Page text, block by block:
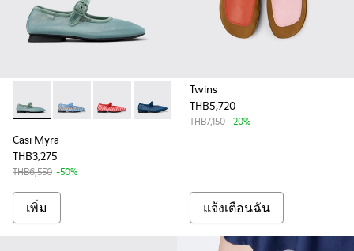
Casi Myra - K201628-005 - Green Recycled PET Women's
Casi Myra - K201628-011
Casi Myra - K201628-010
Casi Myra - K201628-008
Casi Myra - K201628-007
Casi Myra - K201628-
Casi Myra
THB3,275
THB6,550 -50%
เพิ่ม
Twins
THB5,720
THB7,150 -20%
แจ้งเตือนฉัน